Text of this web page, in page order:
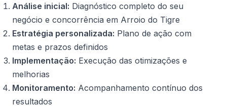
Análise inicial: Diagnóstico completo do seu
negócio e concorrência em Arroio do Tigre
Estratégia personalizada: Plano de ação com
metas e prazos definidos
Implementação: Execução das otimizações e
melhorias
Monitoramento: Acompanhamento contínuo dos
resultados